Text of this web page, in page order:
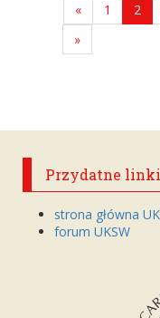
« 1 2
»
Przydatne linki
strona główna
forum UKSW